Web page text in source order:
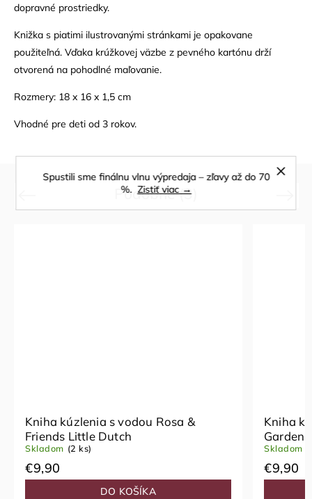
Spustili sme finálnu vlnu výpredaja – zľavy až do 70
%. Zistiť viac →
dopravné prostriedky.
Knižka s piatimi ilustrovanými stránkami je opakovane
použiteľná. Vďaka krúžkovej väzbe z pevného kartónu drží
otvorená na pohodlné maľovanie.
Rozmery: 18 x 16 x 1,5 cm
Vhodné pre deti od 3 rokov.
Podobné (3)
Rosa &
Kniha kúzlenia s vodou Rosa Fairy
Garden Little Dutch